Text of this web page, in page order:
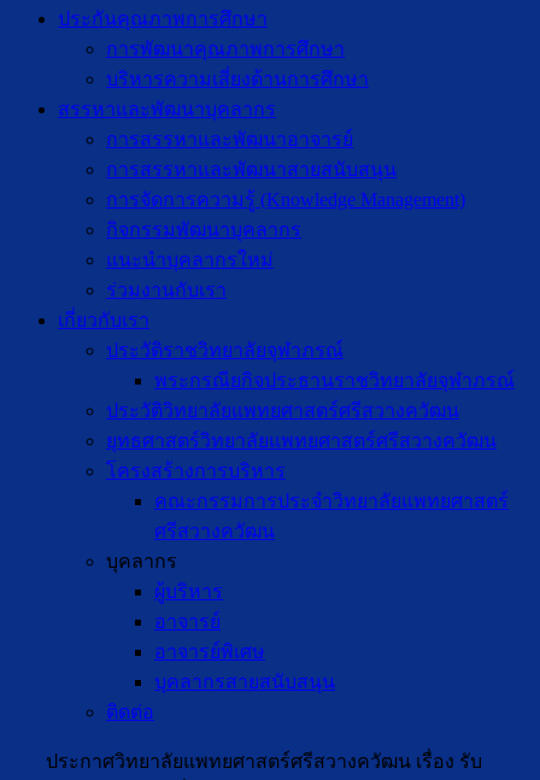
ประกันคุณภาพการศึกษา
การพัฒนาคุณภาพการศึกษา
บริหารความเสี่ยงด้านการศึกษา
สรรหาและพัฒนาบุคลากร
การสรรหาและพัฒนาอาจารย์
การสรรหาและพัฒนาสายสนับสนุน
การจัดการความรู้ (Knowledge Management)
กิจกรรมพัฒนาบุคลากร
แนะนำบุคลากรใหม่
ร่วมงานกับเรา
เกี่ยวกับเรา
ประวัติราชวิทยาลัยจุฬาภรณ์
พระกรณียกิจประธานราชวิทยาลัยจุฬาภรณ์
ประวัติวิทยาลัยแพทยศาสตร์ศรีสวางควัฒน
ยุทธศาสตร์วิทยาลัยแพทยศาสตร์ศรีสวางควัฒน
โครงสร้างการบริหาร
คณะกรรมการประจำวิทยาลัยแพทยศาสตร์
ศรีสวางควัฒน
บุคลากร
ผู้บริหาร
อาจารย์
อาจารย์พิเศษ
บุคลากรสายสนับสนุน
ติดต่อ
ประกาศวิทยาลัยแพทยศาสตร์ศรีสวางควัฒน เรื่อง รับ